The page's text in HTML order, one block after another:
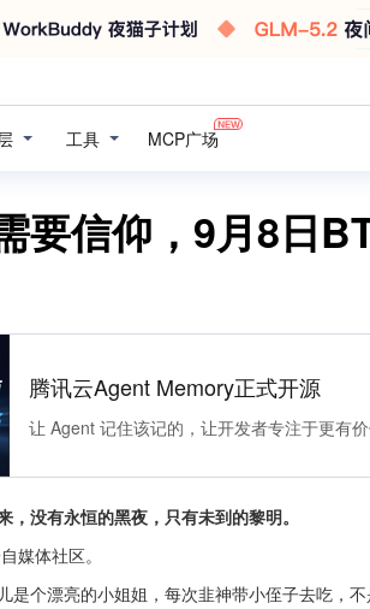
工具 MCP广场
要信仰，9月8日
腾讯云Agent Memory正式开源
让 Agent 记住该记的，让开发者专注于更有
没有永恒的黑夜，只有未到的黎明。
媒体社区。
是个漂亮的小姐姐，每次韭神带小侄子去吃，